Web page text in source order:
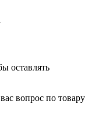
оставлять
вопрос по товару